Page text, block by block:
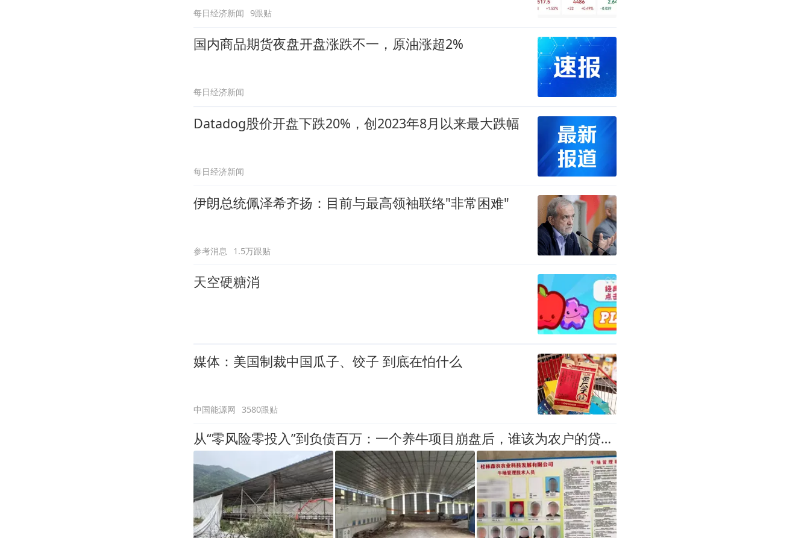
每日经济新闻 9跟贴
国内商品期货夜盘开盘涨跌不一，原油涨超2%
每日经济新闻
Datadog股价开盘下跌20%，创2023年8月以来最大跌幅
每日经济新闻
伊朗总统佩泽希齐扬：目前与最高领袖联络"非常困难"
参考消息 1.5万跟贴
天空硬糖消
媒体：美国制裁中国瓜子、饺子 到底在怕什么
中国能源网 3580跟贴
从“零风险零投入”到负债百万：一个养牛项目崩盘后，谁该为农户的贷款买单丨红星调查